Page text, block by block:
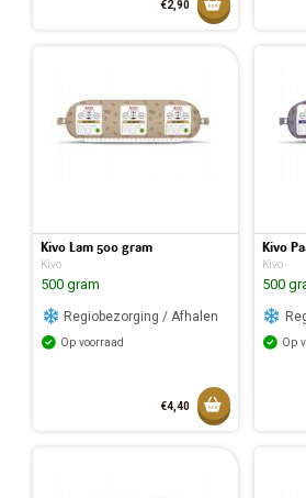
€2,90
Kivo Lam 500 gram
Kivo
500 gram
Regiobezorging / Afhalen
Op voorraad
€4,40 Toevoegen
Kivo
Kivo
500
Op